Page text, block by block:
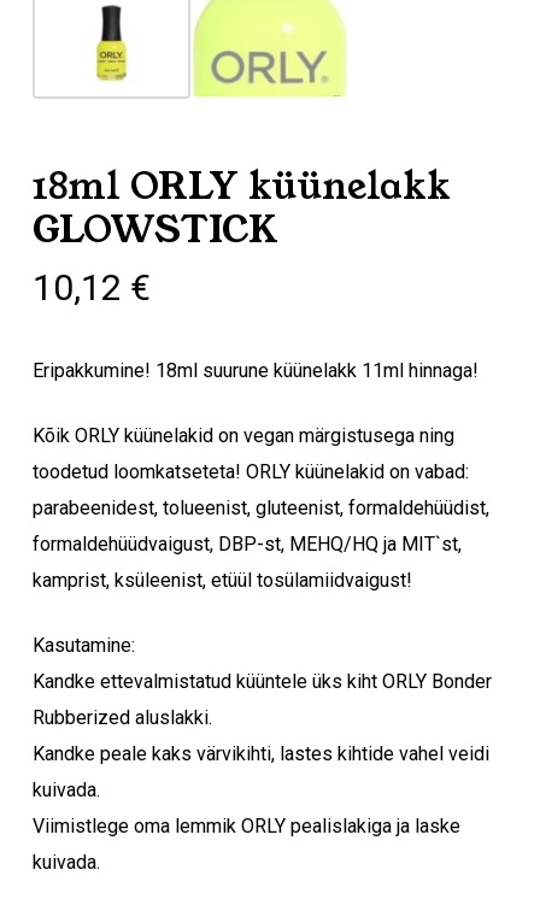
18ml ORLY küünelakk
GLOWSTICK
10,12 €
Eripakkumine! 18ml suurune küünelakk 11ml hinnaga!
Kõik ORLY küünelakid on vegan märgistusega ning
toodetud loomkatseteta! ORLY küünelakid on vabad:
parabeenidest, tolueenist, gluteenist, formaldehüüdist,
formaldehüüdvaigust, DBP-st, MEHQ/HQ ja MIT`st,
kamprist, ksüleenist, etüül tosülamiidvaigust!
Kasutamine:
Kandke ettevalmistatud küüntele üks kiht ORLY Bonder
Rubberized aluslakki.
Kandke peale kaks värvikihti, lastes kihtide vahel veidi
kuivada.
Viimistlege oma lemmik ORLY pealislakiga ja laske
kuivada.